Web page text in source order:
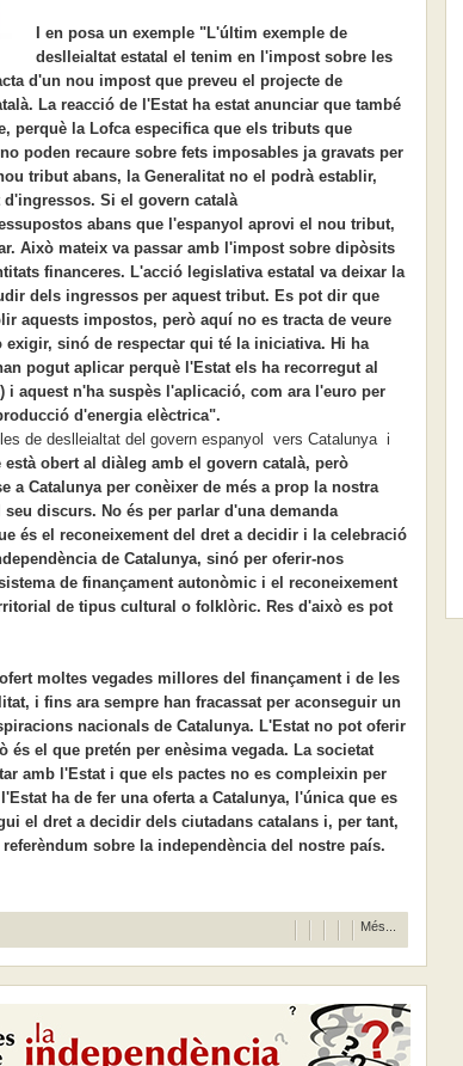
I en posa un exemple "L'últim exemple de
deslleialtat estatal el tenim en l'impost sobre les
d'un nou impost que preveu el projecte de
La reacció de l'Estat ha estat anunciar que també
perquè la Lofca especifica que els tributs que
poden recaure sobre fets imposables ja gravats per
tribut abans, la Generalitat no el podrà establir,
Si el govern català
abans que l'espanyol aprovi el nou tribut,
Això mateix va passar amb l'impost sobre dipòsits
financeres. L'acció legislativa estatal va deixar la
dels ingressos per aquest tribut. Es pot dir que
aquests impostos, però aquí no es tracta de veure
sinó de respectar qui té la iniciativa. Hi ha
pogut aplicar perquè l'Estat els ha recorregut al
i aquest n'ha suspès l'aplicació, com ara l'euro per
d'energia elèctrica".
de deslleialtat del govern espanyol vers Catalunya i
està obert al diàleg amb el govern català, però
a Catalunya per conèixer de més a prop la nostra
discurs. No és per parlar d'una demanda
és el reconeixement del dret a decidir i la celebració
de Catalunya, sinó per oferir-nos
de finançament autonòmic i el reconeixement
de tipus cultural o folklòric. Res d'això es pot
moltes vegades millores del finançament i de les
i fins ara sempre han fracassat per aconseguir un
nacionals de Catalunya. L'Estat no pot oferir
és el que pretén per enèsima vegada. La societat
amb l'Estat i que els pactes no es compleixin per
ha de fer una oferta a Catalunya, l'única que es
el dret a decidir dels ciutadans catalans i, per tant,
sobre la independència del nostre país.
Més...